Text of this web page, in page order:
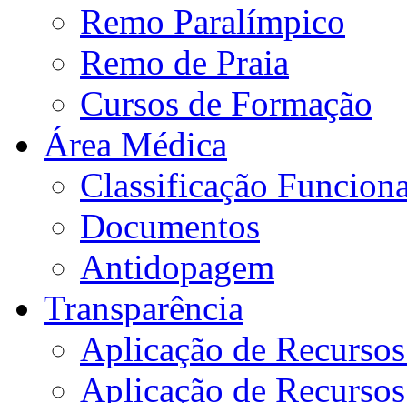
Remo Paralímpico
Remo de Praia
Cursos de Formação
Área Médica
Classificação
Documentos
Antidopagem
Transparência
Aplicação de
Aplicação de